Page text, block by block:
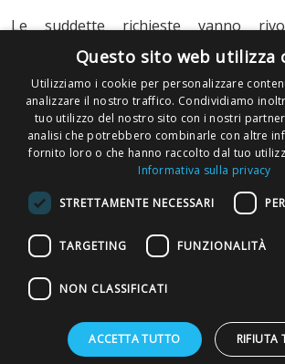
Le suddette richieste vanno
RICHIEDI UN PREVENTIVO
DIVENTA TRASPORTATORE
Copyright © Susa
00148710544
Questo sito web utilizza
Utilizziamo i cookie per personalizzare
analizzare il nostro traffico. Condividiamo
tuo utilizzo del nostro sito con i nostri
analisi che potrebbero combinarle con altre
fornito loro o che hanno raccolto dal tuo
Informativa sulla privacy
STRETTAMENTE NECESSARI
TARGETING FUNZIONALITÀ
NON CLASSIFICATI
ACCETTA TUTTO RIFIUTA